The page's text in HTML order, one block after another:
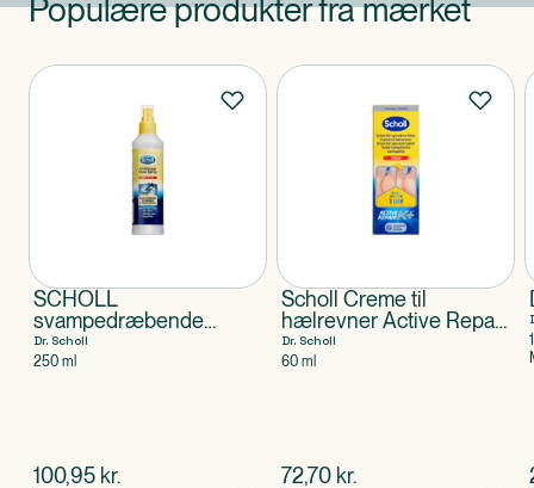
Populære produkter fra mærket
Produkter
SCHOLL
svampedræbende
skospray
Dr. Scholl
250 ml
$nuværende pris
100,95 kr.
Scholl Creme til
hælrevner Active Repair
K+
Dr. Scholl
60 ml
$nuværende pris
72,70 kr.